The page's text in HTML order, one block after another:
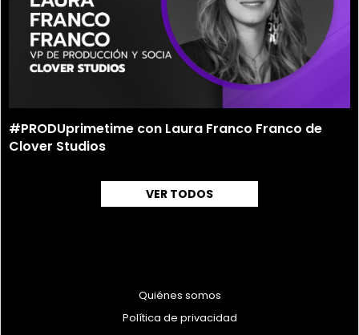
#PRODUprimetime con Laura Franco Franco de
Clover Studios
VER TODOS
Quiénes somos
Política de privacidad